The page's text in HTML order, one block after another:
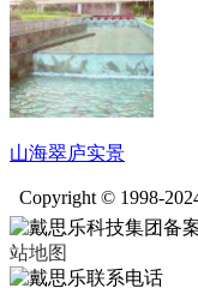
山海翠庐实景
Copyright © 1998-
站地图